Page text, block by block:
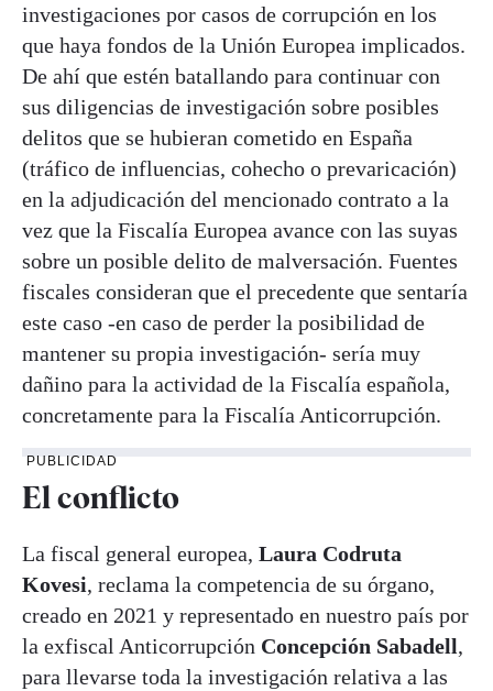
investigaciones por casos de corrupción en los
que haya fondos de la Unión Europea implicados.
De ahí que estén batallando para continuar con
sus diligencias de investigación sobre posibles
delitos que se hubieran cometido en España
(tráfico de influencias, cohecho o prevaricación)
en la adjudicación del mencionado contrato a la
vez que la Fiscalía Europea avance con las suyas
sobre un posible delito de malversación. Fuentes
fiscales consideran que el precedente que sentaría
este caso -en caso de perder la posibilidad de
mantener su propia investigación- sería muy
dañino para la actividad de la Fiscalía española,
concretamente para la Fiscalía Anticorrupción.
PUBLICIDAD
El conflicto
La fiscal general europea, Laura Codruta
Kovesi, reclama la competencia de su órgano,
creado en 2021 y representado en nuestro país por
la exfiscal Anticorrupción Concepción Sabadell,
para llevarse toda la investigación relativa a las